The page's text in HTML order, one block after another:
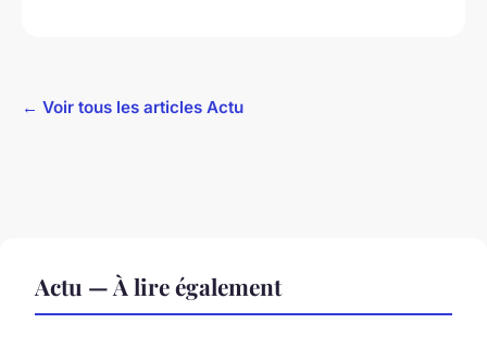
← Voir tous les articles Actu
Actu — À lire également